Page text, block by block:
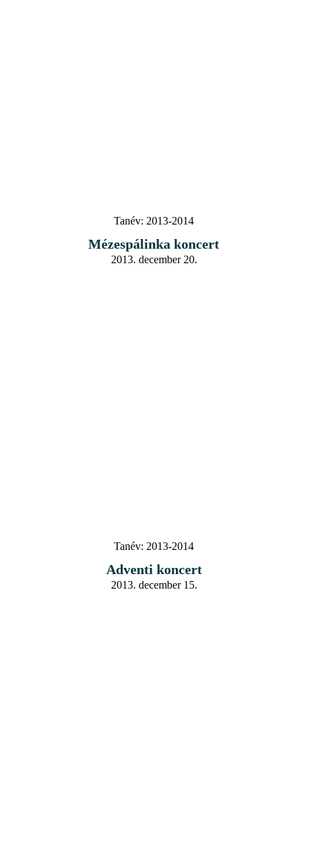
Tanév: 2013-2014
Mézespálinka koncert
2013. december 20.
Tanév: 2013-2014
Adventi koncert
2013. december 15.